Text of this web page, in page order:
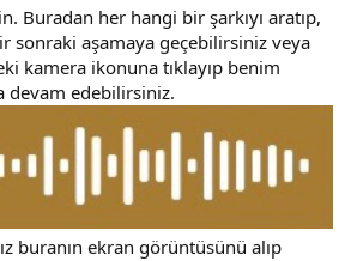
Buradan her hangi bir şarkıyı aratıp,
sonraki aşamaya geçebilirsiniz veya
kamera ikonuna tıklayıp benim
devam edebilirsiniz.
buranın ekran görüntüsünü alıp